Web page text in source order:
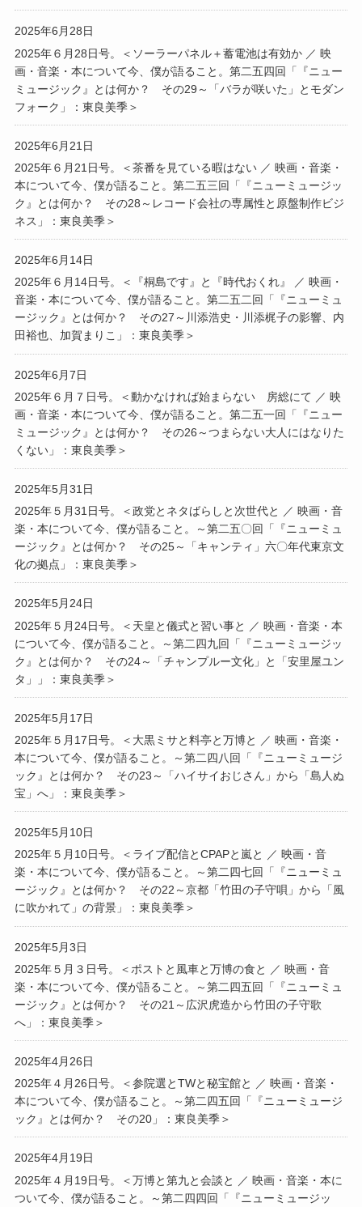
2025年6月28日
2025年６月28日号。＜ソーラーパネル＋蓄電池は有効か ／ 映
画・音楽・本について今、僕が語ること。第二五四回「『ニュー
ミュージック』とは何か？ その29～「バラが咲いた」とモダン
フォーク」：東良美季＞
2025年6月21日
2025年６月21日号。＜茶番を見ている暇はない ／ 映画・音楽・
本について今、僕が語ること。第二五三回「『ニューミュージッ
ク』とは何か？ その28～レコード会社の専属性と原盤制作ビジ
ネス」：東良美季＞
2025年6月14日
2025年６月14日号。＜『桐島です』と『時代おくれ』 ／ 映画・
音楽・本について今、僕が語ること。第二五二回「『ニューミュ
ージック』とは何か？ その27～川添浩史・川添梶子の影響、内
田裕也、加賀まりこ」：東良美季＞
2025年6月7日
2025年６月７日号。＜動かなければ始まらない 房総にて ／ 映
画・音楽・本について今、僕が語ること。第二五一回「『ニュー
ミュージック』とは何か？ その26～つまらない大人にはなりた
くない」：東良美季＞
2025年5月31日
2025年５月31日号。＜政党とネタばらしと次世代と ／ 映画・音
楽・本について今、僕が語ること。～第二五〇回「『ニューミュ
ージック』とは何か？ その25～「キャンティ」六〇年代東京文
化の拠点」：東良美季＞
2025年5月24日
2025年５月24日号。＜天皇と儀式と習い事と ／ 映画・音楽・本
について今、僕が語ること。～第二四九回「『ニューミュージッ
ク』とは何か？ その24～「チャンプルー文化」と「安里屋ユン
タ」」：東良美季＞
2025年5月17日
2025年５月17日号。＜大黒ミサと料亭と万博と ／ 映画・音楽・
本について今、僕が語ること。～第二四八回「『ニューミュージ
ック』とは何か？ その23～「ハイサイおじさん」から「島人ぬ
宝」へ」：東良美季＞
2025年5月10日
2025年５月10日号。＜ライブ配信とCPAPと嵐と ／ 映画・音
楽・本について今、僕が語ること。～第二四七回「『ニューミュ
ージック』とは何か？ その22～京都「竹田の子守唄」から「風
に吹かれて」の背景」：東良美季＞
2025年5月3日
2025年５月３日号。＜ポストと風車と万博の食と ／ 映画・音
楽・本について今、僕が語ること。～第二四五回「『ニューミュ
ージック』とは何か？ その21～広沢虎造から竹田の子守歌
へ」：東良美季＞
2025年4月26日
2025年４月26日号。＜参院選とTWと秘宝館と ／ 映画・音楽・
本について今、僕が語ること。～第二四五回「『ニューミュージ
ック』とは何か？ その20」：東良美季＞
2025年4月19日
2025年４月19日号。＜万博と第九と会談と ／ 映画・音楽・本に
ついて今、僕が語ること。～第二四四回「『ニューミュージッ